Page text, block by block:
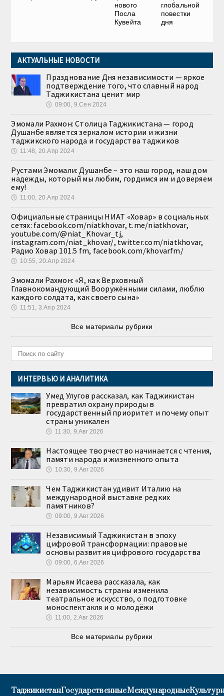
нового
Посла
Кувейта
глобальной
повестки
дня
АКТУАЛЬНЫЕ НОВОСТИ
Празднование Дня независимости — яркое
подтверждение того, что славный народ
Таджикистана ценит мир
🕔 09:00, 9.Сен 2024
Эмомали Рахмон: Столица Таджикистана — город
Душанбе является зеркалом истории и жизни
таджикского народа и государства таджиков
🕔 11:48, 20.Апр 2024
Рустами Эмомали: Душанбе – это наш город, наш дом
надежды, который мы любим, гордимся им и доверяем
ему!
🕔 11:00, 20.Апр 2024
Официальные страницы НИАТ «Ховар» в социальных
сетях: facebook.com/niatkhovar, t.me/niatkhovar,
youtube.com/@niat_Khovar_tj,
instagram.com/niat_khovar/, twitter.com/niatkhovar,
Радио Ховар 101.5 fm, facebook.com/khovarfm/
🕔 10:55, 20.Апр 2024
Эмомали Рахмон: «Я, как Верховный
Главнокомандующий Вооружёнными силами, люблю
каждого солдата, как своего сына»
🕔 11:51, 3.Апр 2024
Все материалы рубрики
ИНТЕРВЬЮ И АНАЛИТИКА
Умед Улугов рассказал, как Таджикистан
превратил охрану природы в
государственный приоритет и почему опыт
страны уникален
🕔 11:30, 9.Авг 2026
Настоящее творчество начинается с чтения,
памяти народа и жизненного опыта
🕔 10:30, 9.Авг 2026
Чем Таджикистан удивит Италию на
международной выставке редких
памятников?
🕔 09:00, 9.Авг 2026
Независимый Таджикистан в эпоху
цифровой трансформации: правовые
основы развития цифрового государства
🕔 09:00, 6.Авг 2026
Марьям Исаева рассказала, как
независимость страны изменила
театральное искусство, о подготовке
моноспектакля и о молодёжи
🕔 11:00, 2.Авг 2026
Все материалы рубрики
ТаджикистанГосударственныеМеждународные